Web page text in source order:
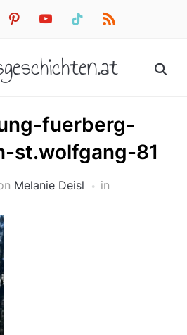
pinterestyoutube tiktok rss
fuerberg-
st.wolfgang-81
Melanie Deisl in